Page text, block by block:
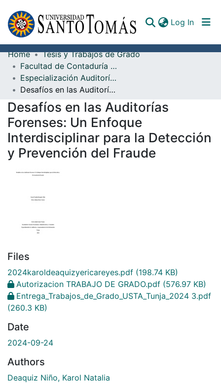
Log In
Communities & Collections
All of DSpace
Documents
Home
Tesis y Trabajos de Grado
Facultad de Contaduría Pública
Especialización Auditoría y Aseguramiento de la Información
Desafíos en las Auditorías Forenses: Un Enfoque Interdisciplinar para la Detección y Prevención del Fraude
Desafíos en las Auditorías
Forenses: Un Enfoque
Interdisciplinar para la Detección
y Prevención del Fraude
Files
2024karoldeaquizyericareyes.pdf (198.74 KB)
Autorizacion TRABAJO DE GRADO.pdf (576.97 KB)
Entrega_Trabajos_de_Grado_USTA_Tunja_2024 3.pdf
(260.3 KB)
Date
2024-09-24
Authors
Deaquiz Niño, Karol Natalia